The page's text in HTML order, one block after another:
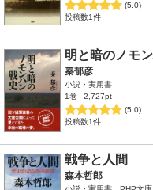
(5.0)
投稿数1件
明と暗のノモ
秦郁彦
小説・実用書
1巻
2,727pt
(5.0)
投稿数1件
戦争と人間
森本哲郎